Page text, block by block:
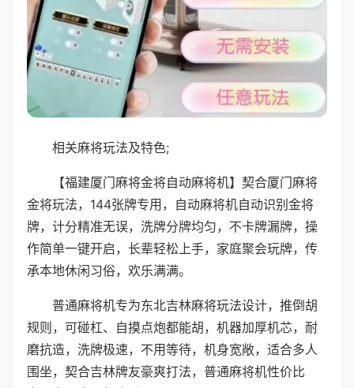
相关麻将玩法及特色;
【福建厦门麻将金将自动麻将机】契合厦门麻将
金将玩法，144张牌专用，自动麻将机自动识别金将
牌，计分精准无误，洗牌分牌均匀，不卡牌漏牌，操
作简单一键开启，长辈轻松上手，家庭聚会玩牌，传
承本地休闲习俗，欢乐满满。
普通麻将机专为东北吉林麻将玩法设计，推倒胡
规则，可碰杠、自摸点炮都能胡，机器加厚机芯，耐
磨抗造，洗牌极速，不用等待，机身宽敞，适合多人
围坐，契合吉林牌友豪爽打法，普通麻将机性价比